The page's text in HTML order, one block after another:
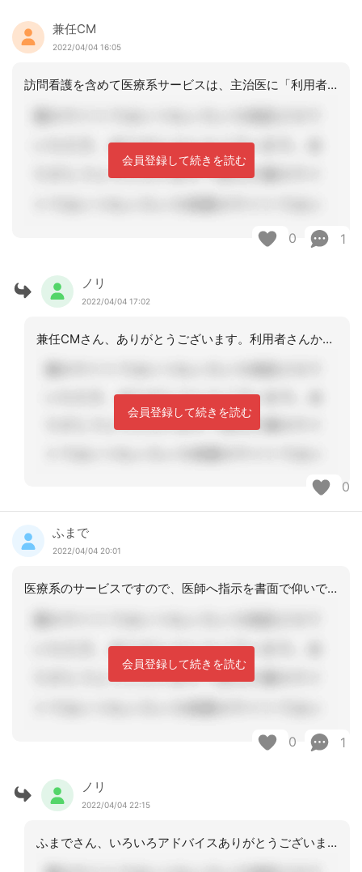
兼任CM
2022/04/04 16:05
訪問看護を含めて医療系サービスは、主治医に「利用者から希望があります」と相談を持
会員登録して続きを読む
0 1
ノリ
2022/04/04 17:02
兼任CMさん、ありがとうございます。利用者さんから希望があります。それがいいです
会員登録して続きを読む
0
ふまで
2022/04/04 20:01
医療系のサービスですので、医師へ指示を書面で仰いでからの利用になります事前情報と
会員登録して続きを読む
0 1
ノリ
2022/04/04 22:15
ふまでさん、いろいろアドバイスありがとうございます。今後もよろしくお願いします